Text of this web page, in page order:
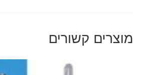
מוצרים קשורים